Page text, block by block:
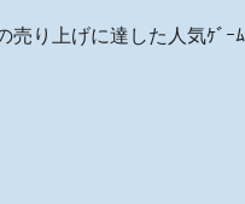
売り上げに達した人気ｹﾞｰ